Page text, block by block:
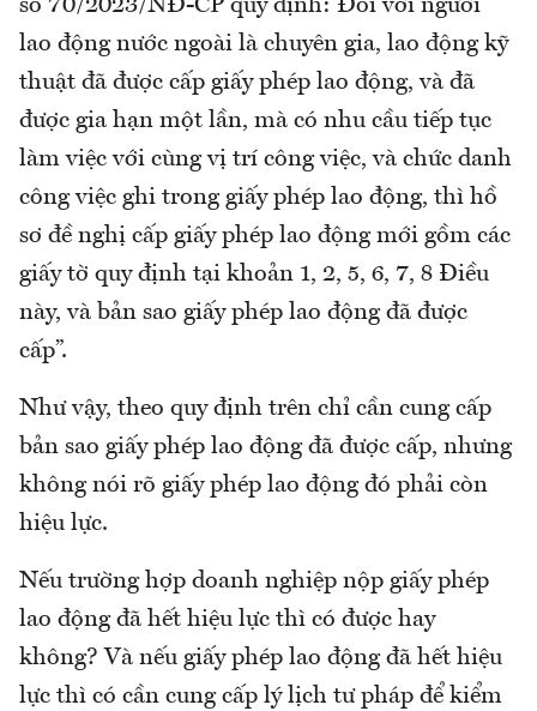
số 70/2023/NĐ-CP quy định: Đối với người
lao động nước ngoài là chuyên gia, lao động kỹ
thuật đã được cấp giấy phép lao động, và đã
được gia hạn một lần, mà có nhu cầu tiếp tục
làm việc với cùng vị trí công việc, và chức danh
công việc ghi trong giấy phép lao động, thì hồ
sơ đề nghị cấp giấy phép lao động mới gồm các
giấy tờ quy định tại khoản 1, 2, 5, 6, 7, 8 Điều
này, và bản sao giấy phép lao động đã được
cấp”.
Như vậy, theo quy định trên chỉ cần cung cấp
bản sao giấy phép lao động đã được cấp, nhưng
không nói rõ giấy phép lao động đó phải còn
hiệu lực.
Nếu trường hợp doanh nghiệp nộp giấy phép
lao động đã hết hiệu lực thì có được hay
không? Và nếu giấy phép lao động đã hết hiệu
lực thì có cần cung cấp lý lịch tư pháp để kiểm